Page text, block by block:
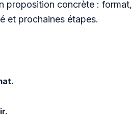
proposition concrète : format,
et prochaines étapes.